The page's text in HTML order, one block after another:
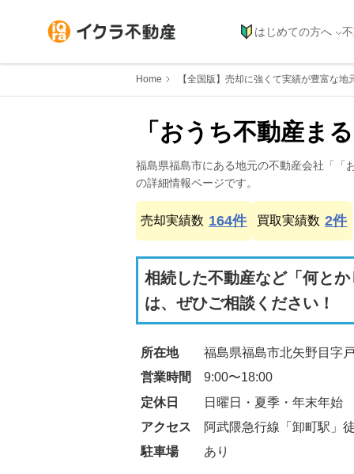
はじめての方へ
Home 【全国版】売却に強くて実績が豊富な
「おうち不動産ま
福島県福島市にある地元の不動産会社「
の詳細情報ページです。
売却実績数 164件 買取実績数 2件
相続した不動産など「何と
は、ぜひご相談ください！
所在地
福島県福島市北矢野目字
営業時間
9:00〜18:00
定休日
日曜日・夏季・年末年始
アクセス
阿武隈急行線「卸町駅」
駐車場
あり